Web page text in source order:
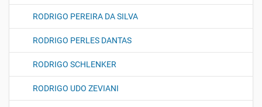
RODRIGO PEREIRA DA SILVA
RODRIGO PERLES DANTAS
RODRIGO SCHLENKER
RODRIGO UDO ZEVIANI